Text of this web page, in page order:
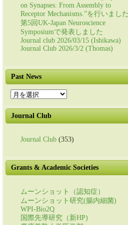
on Synapses: From Assembly to
Receptor Mechanisms.”を行いまし
第5回UK-Japan Neuroscience
Symposiumで発表しました
Journal club 2026/03/15 (Ishikawa)
Journal Club 2026/3/2 (Thomas)
Past News
Past
News
Journal Club
Journal Club (353)
Grants & Academic Societies
ムーンショット（認知症）
ムーンショット研究(腸内細菌)
WPI-Bio2Q
国際先導研究（新HP)